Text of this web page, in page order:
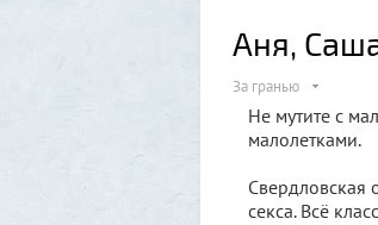
Аня,
За гранью
Не мутите с
малолетками.
Свердловская
секса. Всё